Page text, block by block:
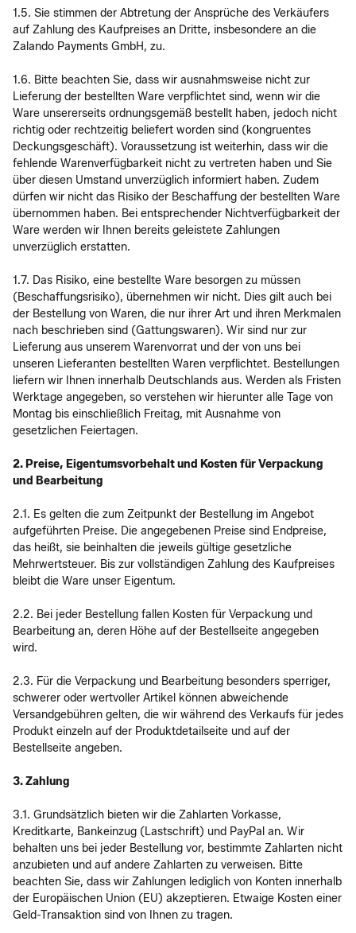
1.5. Sie stimmen der Abtretung der Ansprüche des Verkäufers
auf Zahlung des Kaufpreises an Dritte, insbesondere an die
Zalando Payments GmbH, zu.
1.6. Bitte beachten Sie, dass wir ausnahmsweise nicht zur
Lieferung der bestellten Ware verpflichtet sind, wenn wir die
Ware unsererseits ordnungsgemäß bestellt haben, jedoch nicht
richtig oder rechtzeitig beliefert worden sind (kongruentes
Deckungsgeschäft). Voraussetzung ist weiterhin, dass wir die
fehlende Warenverfügbarkeit nicht zu vertreten haben und Sie
über diesen Umstand unverzüglich informiert haben. Zudem
dürfen wir nicht das Risiko der Beschaffung der bestellten Ware
übernommen haben. Bei entsprechender Nichtverfügbarkeit der
Ware werden wir Ihnen bereits geleistete Zahlungen
unverzüglich erstatten.
1.7. Das Risiko, eine bestellte Ware besorgen zu müssen
(Beschaffungsrisiko), übernehmen wir nicht. Dies gilt auch bei
der Bestellung von Waren, die nur ihrer Art und ihren Merkmalen
nach beschrieben sind (Gattungswaren). Wir sind nur zur
Lieferung aus unserem Warenvorrat und der von uns bei
unseren Lieferanten bestellten Waren verpflichtet. Bestellungen
liefern wir Ihnen innerhalb Deutschlands aus. Werden als Fristen
Werktage angegeben, so verstehen wir hierunter alle Tage von
Montag bis einschließlich Freitag, mit Ausnahme von
gesetzlichen Feiertagen.
2. Preise, Eigentumsvorbehalt und Kosten für Verpackung
und Bearbeitung
2.1. Es gelten die zum Zeitpunkt der Bestellung im Angebot
aufgeführten Preise. Die angegebenen Preise sind Endpreise,
das heißt, sie beinhalten die jeweils gültige gesetzliche
Mehrwertsteuer. Bis zur vollständigen Zahlung des Kaufpreises
bleibt die Ware unser Eigentum.
2.2. Bei jeder Bestellung fallen Kosten für Verpackung und
Bearbeitung an, deren Höhe auf der Bestellseite angegeben
wird.
2.3. Für die Verpackung und Bearbeitung besonders sperriger,
schwerer oder wertvoller Artikel können abweichende
Versandgebühren gelten, die wir während des Verkaufs für jedes
Produkt einzeln auf der Produktdetailseite und auf der
Bestellseite angeben.
3. Zahlung
3.1. Grundsätzlich bieten wir die Zahlarten Vorkasse,
Kreditkarte, Bankeinzug (Lastschrift) und PayPal an. Wir
behalten uns bei jeder Bestellung vor, bestimmte Zahlarten nicht
anzubieten und auf andere Zahlarten zu verweisen. Bitte
beachten Sie, dass wir Zahlungen lediglich von Konten innerhalb
der Europäischen Union (EU) akzeptieren. Etwaige Kosten einer
Geld-Transaktion sind von Ihnen zu tragen.